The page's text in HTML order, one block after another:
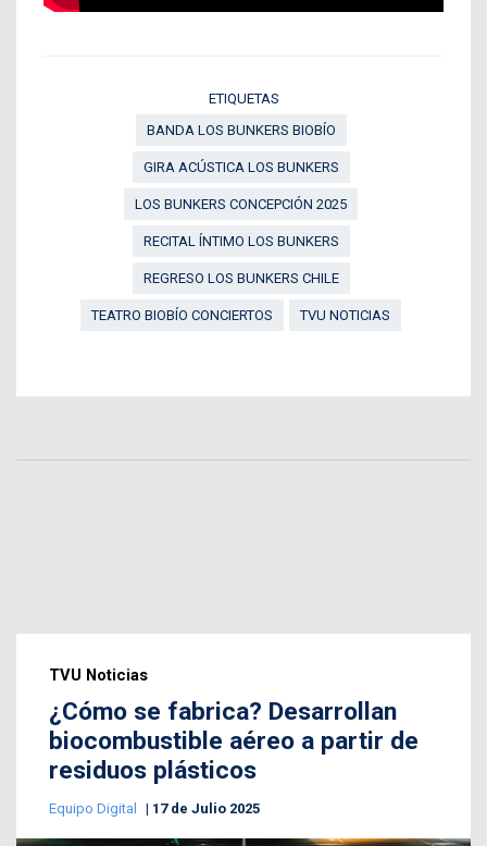
ETIQUETAS
BANDA LOS BUNKERS BIOBÍO
GIRA ACÚSTICA LOS BUNKERS
LOS BUNKERS CONCEPCIÓN 2025
RECITAL ÍNTIMO LOS BUNKERS
REGRESO LOS BUNKERS CHILE
TEATRO BIOBÍO CONCIERTOS TVU NOTICIAS
TVU Noticias
¿Cómo se fabrica? Desarrollan
biocombustible aéreo a partir de
residuos plásticos
Equipo Digital 17 de Julio 2025